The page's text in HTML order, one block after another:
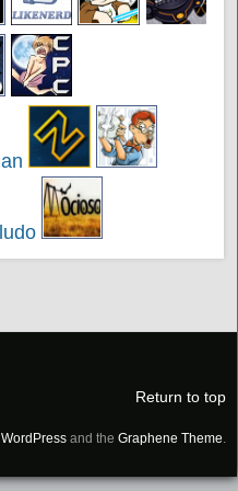
Return to top
WordPress and the Graphene Theme.